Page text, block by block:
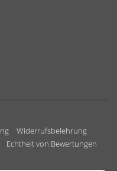
Widerrufsbelehrung
Echtheit von Bewertungen